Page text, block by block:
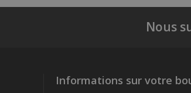
Nous
Informations sur votre